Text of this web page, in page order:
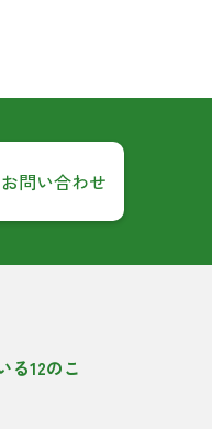
お問い合わせ
る12のこ